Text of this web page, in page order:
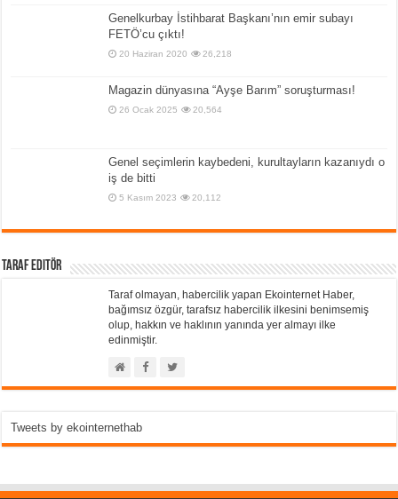
Genelkurbay İstihbarat Başkanı’nın emir subayı
FETÖ’cu çıktı!
20 Haziran 2020 26,218
Magazin dünyasına “Ayşe Barım” soruşturması!
26 Ocak 2025 20,564
Genel seçimlerin kaybedeni, kurultayların kazanıydı o
iş de bitti
5 Kasım 2023 20,112
Taraf Editör
Taraf olmayan, habercilik yapan Ekointernet Haber,
bağımsız özgür, tarafsız habercilik ilkesini benimsemiş
olup, hakkın ve haklının yanında yer almayı ilke
edinmiştir.
Tweets by ekointernethab